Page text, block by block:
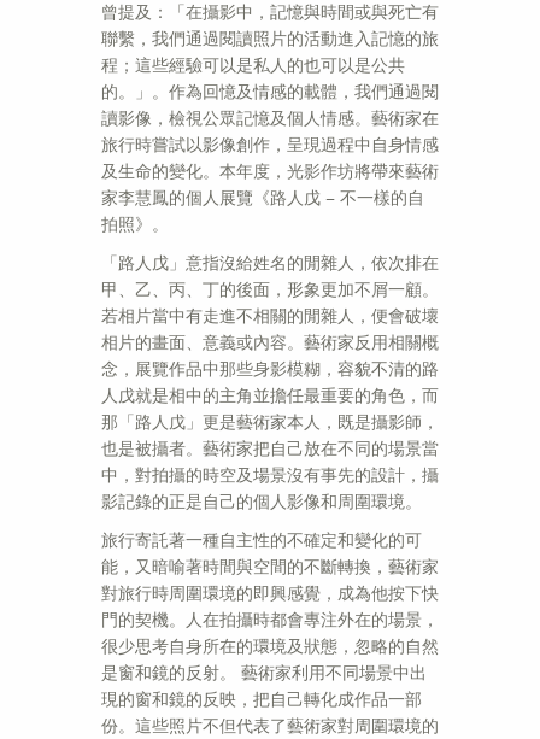
曾提及：「在攝影中，記憶與時間或與死亡有
聯繫，我們通過閱讀照片的活動進入記憶的旅
程；這些經驗可以是私人的也可以是公共
的。」。作為回憶及情感的載體，我們通過閱
讀影像，檢視公眾記憶及個人情感。藝術家在
旅行時嘗試以影像創作，呈現過程中自身情感
及生命的變化。本年度，光影作坊將帶來藝術
家李慧鳳的個人展覽《路人戊 – 不一樣的自
拍照》。
「路人戊」意指沒給姓名的閒雜人，依次排在
甲、乙、丙、丁的後面，形象更加不屑一顧。
若相片當中有走進不相關的閒雜人，便會破壞
相片的畫面、意義或內容。藝術家反用相關概
念，展覽作品中那些身影模糊，容貌不清的路
人戊就是相中的主角並擔任最重要的角色，而
那「路人戊」更是藝術家本人，既是攝影師，
也是被攝者。藝術家把自己放在不同的場景當
中，對拍攝的時空及場景沒有事先的設計，攝
影記錄的正是自己的個人影像和周圍環境。
旅行寄託著一種自主性的不確定和變化的可
能，又暗喻著時間與空間的不斷轉換，藝術家
對旅行時周圍環境的即興感覺，成為他按下快
門的契機。人在拍攝時都會專注外在的場景，
很少思考自身所在的環境及狀態，忽略的自然
是窗和鏡的反射。 藝術家利用不同場景中出
現的窗和鏡的反映，把自己轉化成作品一部
份。這些照片不但代表了藝術家對周圍環境的